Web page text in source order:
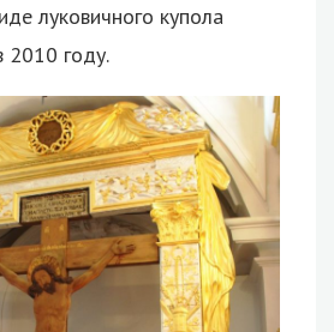
луковичного купола
2010 году.